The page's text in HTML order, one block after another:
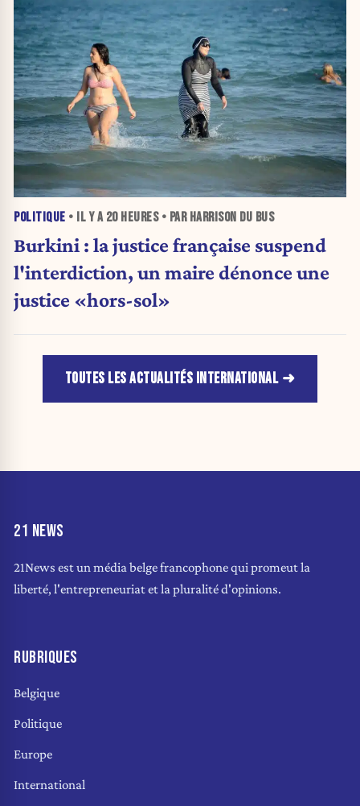
POLITIQUE • IL Y A 20 HEURES• PAR HARRISON DU BUS
Burkini : la justice française suspend
l'interdiction, un maire dénonce une
justice «hors-sol»
TOUTES LES ACTUALITÉS INTERNATIONAL
21 NEWS
21News est un média belge francophone qui promeut la
liberté, l'entrepreneuriat et la pluralité d'opinions.
RUBRIQUES
Belgique
Politique
Europe
International